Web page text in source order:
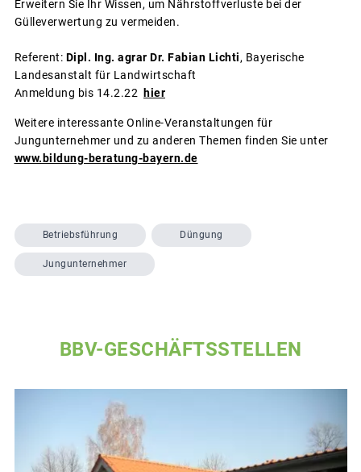
Erweitern Sie Ihr Wissen, um Nährstoffverluste bei der
Gülleverwertung zu vermeiden.
Referent: Dipl. Ing. agrar Dr. Fabian Lichti, Bayerische
Landesanstalt für Landwirtschaft
Anmeldung bis 14.2.22
hier
Weitere interessante Online-Veranstaltungen für
Jungunternehmer und zu anderen Themen finden Sie unter
www.bildung-beratung-bayern.de
Betriebsführung Düngung
Jungunternehmer
BBV-GESCHÄFTSSTELLEN